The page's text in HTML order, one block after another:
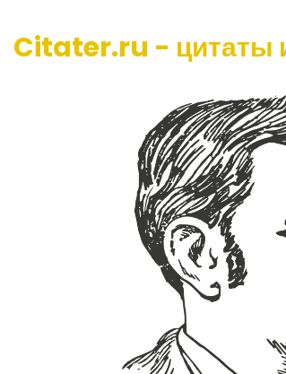
Citater.ru - цитаты